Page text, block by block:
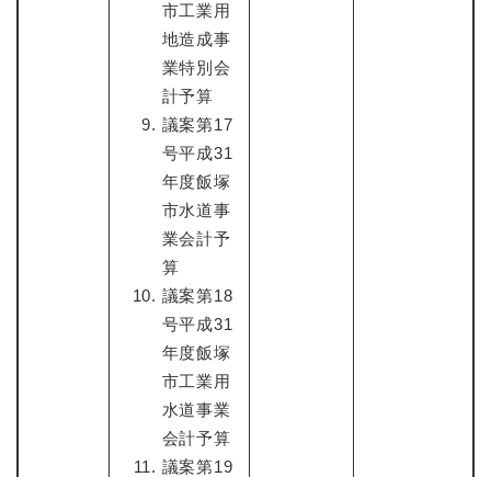
市工業用
地造成事
業特別会
計予算
議案第17
号平成31
年度飯塚
市水道事
業会計予
算
議案第18
号平成31
年度飯塚
市工業用
水道事業
会計予算
議案第19